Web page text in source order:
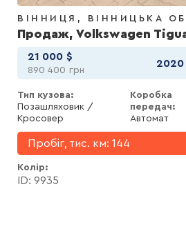
ВІННИЦЯ ВІННИЦЬКА
Продаж, Volkswagen
21 000 $
890 400 грн
2020
Тип кузова:
Позашляховик /
Кросовер
Коробка
передач:
Автомат
Пробіг, тис. км: 144
Колір
ID: 9935